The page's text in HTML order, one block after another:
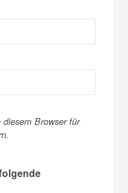
Browser für